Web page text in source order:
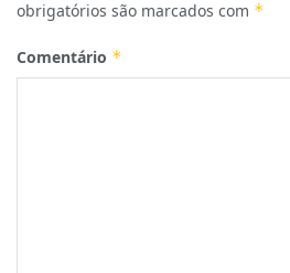
obrigatórios são marcados com *
Comentário *